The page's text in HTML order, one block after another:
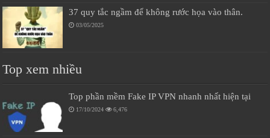
37 quy tắc ngầm để không rước họa vào thân.
03/05/2025
Top xem nhiều
Top phần mềm Fake IP VPN nhanh nhất hiện tại
17/10/2024 6,476